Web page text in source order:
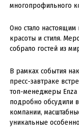
многопрофильного
Оно стало настоящим
красоты и стиля.
собрало гостей из
В рамках события
пресс-завтраке
топ-менеджеры Enza
подробно обсудили
компании,
уникальные